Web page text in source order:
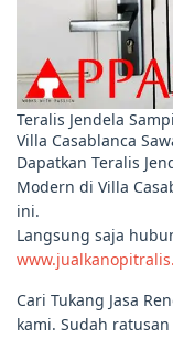
Teralis Jendela
Villa Casablanca
Dapatkan Teralis
Modern di Villa
ini.
Langsung saja
Cari Tukang Jasa
kami. Sudah